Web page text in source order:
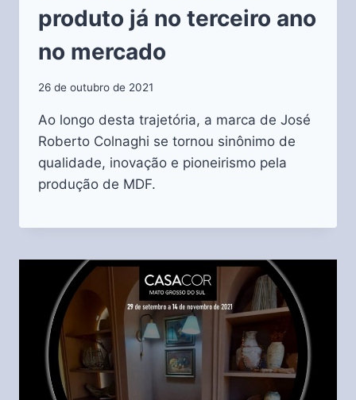
produto já no terceiro ano
no mercado
26 de outubro de 2021
Ao longo desta trajetória, a marca de José
Roberto Colnaghi se tornou sinônimo de
qualidade, inovação e pioneirismo pela
produção de MDF.